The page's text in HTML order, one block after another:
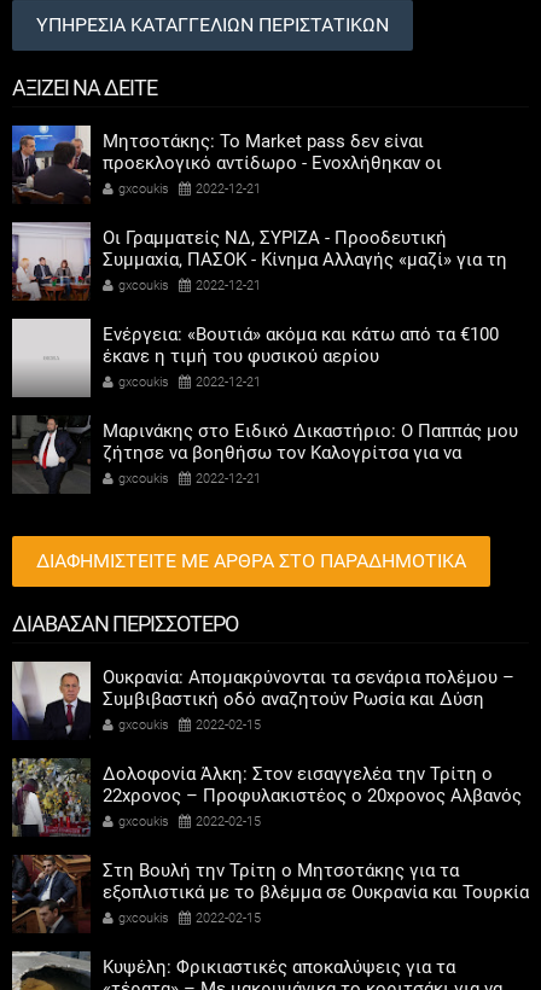
ΥΠΗΡΕΣΙΑ ΚΑΤΑΓΓΕΛΙΩΝ ΠΕΡΙΣΤΑΤΙΚΩΝ
ΑΞΙΖΕΙ ΝΑ ΔΕΙΤΕ
Μητσοτάκης: Το Market pass δεν είναι
προεκλογικό αντίδωρο - Ενοχλήθηκαν οι
αριστεροί του χαβιαριού
gxcoukis 2022-12-21
Οι Γραμματείς ΝΔ, ΣΥΡΙΖΑ - Προοδευτική
Συμμαχία, ΠΑΣΟΚ - Κίνημα Αλλαγής «μαζί» για τη
συμμετοχή των γυναικών στην πολιτική
gxcoukis 2022-12-21
Ενέργεια: «Βουτιά» ακόμα και κάτω από τα €100
έκανε η τιμή του φυσικού αερίου
gxcoukis 2022-12-21
Μαρινάκης στο Ειδικό Δικαστήριο: Ο Παππάς μου
ζήτησε να βοηθήσω τον Καλογρίτσα για να
αποκτήσει σταθμό ο ΣΥΡΙΖΑ
gxcoukis 2022-12-21
ΔΙΑΦΗΜΙΣΤΕΙΤΕ ΜΕ ΑΡΘΡΑ ΣΤΟ ΠΑΡΑΔΗΜΟΤΙΚΑ
ΔΙΑΒΑΣΑΝ ΠΕΡΙΣΣΟΤΕΡΟ
Ουκρανία: Απομακρύνονται τα σενάρια πολέμου –
Συμβιβαστική οδό αναζητούν Ρωσία και Δύση
gxcoukis 2022-02-15
Δολοφονία Άλκη: Στον εισαγγελέα την Τρίτη ο
22χρονος – Προφυλακιστέος ο 20χρονος Αλβανός
gxcoukis 2022-02-15
Στη Βουλή την Τρίτη ο Μητσοτάκης για τα
εξοπλιστικά με το βλέμμα σε Ουκρανία και Τουρκία
gxcoukis 2022-02-15
Κυψέλη: Φρικιαστικές αποκαλύψεις για τα